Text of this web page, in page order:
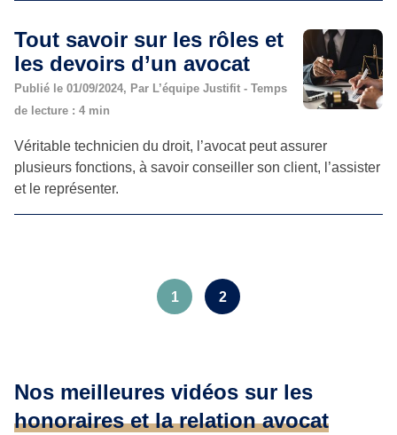
Tout savoir sur les rôles et
les devoirs d’un avocat
Publié le 01/09/2024, Par L’équipe Justifit - Temps
de lecture : 4 min
Véritable technicien du droit, l’avocat peut assurer
plusieurs fonctions, à savoir conseiller son client, l’assister
et le représenter.
1 2
Nos meilleures vidéos sur les
honoraires et la relation avocat